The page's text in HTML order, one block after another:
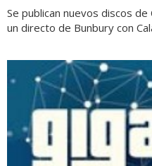
Se publican nuevos discos
un directo de Bunbury con